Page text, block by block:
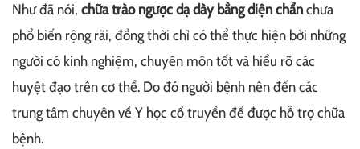
Như đã nói, chữa trào ngược dạ dày bằng diện chẩnchưa
phổ biến rộng rãi, đồng thời chỉ có thể thực hiện bởi những
người có kinh nghiệm, chuyên môn tốt và hiểu rõ các
huyệt đạo trên cơ thể. Do đó người bệnh nên đến các
trung tâm chuyên về Y học cổ truyền để được hỗ trợ chữa
bệnh.